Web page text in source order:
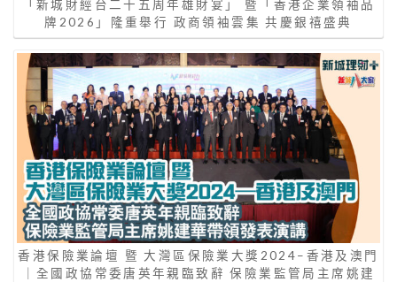
「新城財經台二十五周年雄財宴」 暨「香港企業領袖品
牌2026」隆重舉行 政商領袖雲集 共慶銀禧盛典
香港保險業論壇 暨 大灣區保險業大獎2024–香港及澳門
｜全國政協常委唐英年親臨致辭 保險業監管局主席姚建